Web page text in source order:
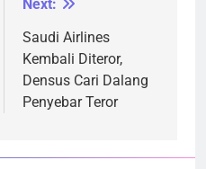
Next:
Saudi Airlines
Kembali Diteror,
Densus Cari Dalang
Penyebar Teror